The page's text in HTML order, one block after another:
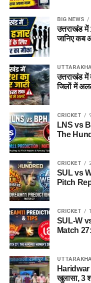
BIG NEWS
उत्तराखंड में
जानिए कब
उत्तराखंड
जिलों में
CRICKET
LNS vs
The
CRICKET
SUL vs
Pitch
CRICKET
SUL-W
Match
Haridwar
खुलासा, 3